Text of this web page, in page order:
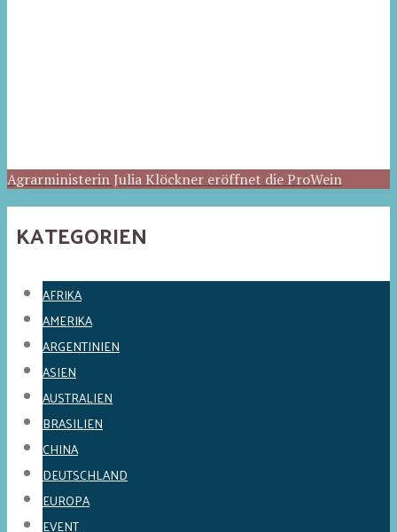
Agrarministerin Julia Klöckner eröffnet die ProWein
KATEGORIEN
AFRIKA
AMERIKA
ARGENTINIEN
ASIEN
AUSTRALIEN
BRASILIEN
CHINA
DEUTSCHLAND
EUROPA
EVENT